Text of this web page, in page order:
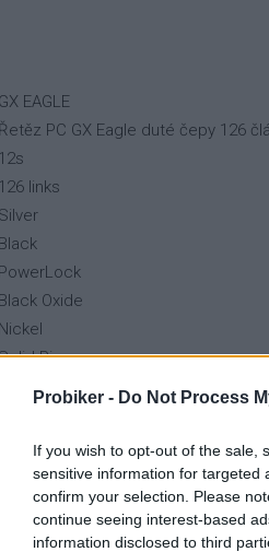
Probiker - Do Not Process
If you wish to opt-out of the sale,
sensitive information for targeted
confirm your selection. Please
continue seeing interest-based
information disclosed to third
GX EAGLE
Řetěz PC GX Eagle duté čepy 126
12s
126 links
Silver
Black
PowerLock
Black Oxide
Nickel
Pin
Chrome Hardened